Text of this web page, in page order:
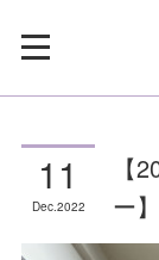
11
Dec 2022
【
ー